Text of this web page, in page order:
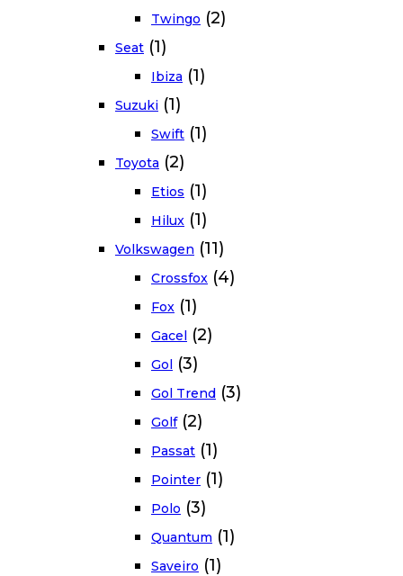
Twingo (2)
Seat (1)
Ibiza (1)
Suzuki (1)
Swift (1)
Toyota (2)
Etios (1)
Hilux (1)
Volkswagen (11)
Crossfox (4)
Fox (1)
Gacel (2)
Gol (3)
Gol Trend (3)
Golf (2)
Passat (1)
Pointer (1)
Polo (3)
Quantum (1)
Saveiro (1)